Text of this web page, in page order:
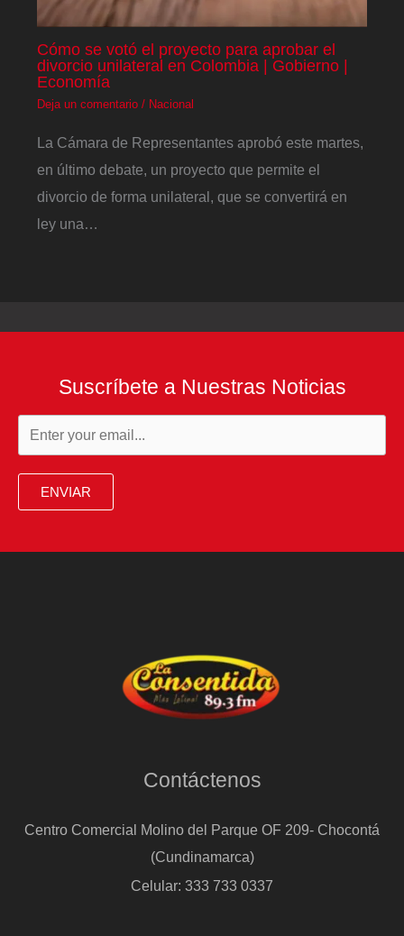
Cómo se votó el proyecto para aprobar el
divorcio unilateral en Colombia | Gobierno |
Economía
Deja un comentario / Nacional
La Cámara de Representantes aprobó este martes,
en último debate, un proyecto que permite el
divorcio de forma unilateral, que se convertirá en
ley una…
Suscríbete a Nuestras Noticias
ENVIAR
Contáctenos
Centro Comercial Molino del Parque OF 209- Chocontá
(Cundinamarca)
Celular: 333 733 0337